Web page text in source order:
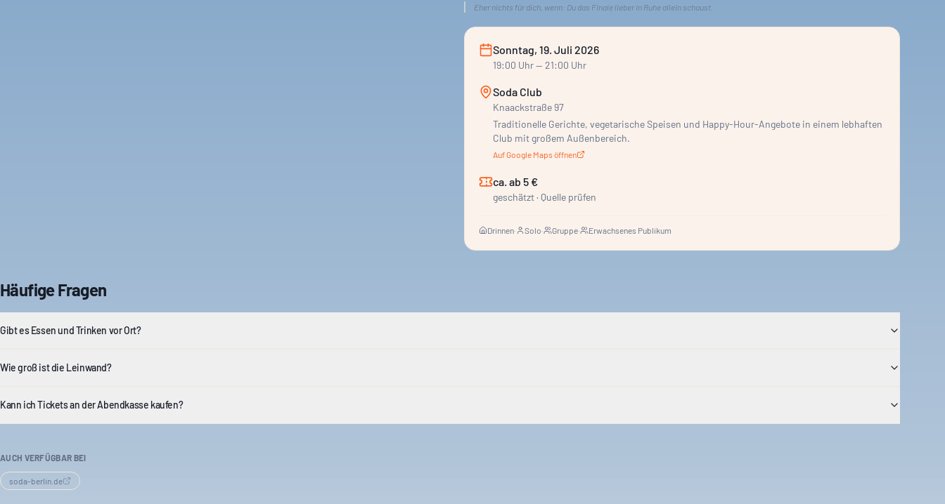
Eher nichts für dich, wenn: Du das Finale lieber in Ruhe allein schaust.
Sonntag, 19. Juli 2026
19:00 Uhr— 21:00 Uhr
Soda Club
Knaackstraße 97
Traditionelle Gerichte, vegetarische Speisen und Happy-Hour-Angebote in einem lebhaften
Club mit großem Außenbereich.
Auf Google Maps öffnen
ca. ab 5 €
geschätzt · Quelle prüfen
Drinnen· Solo· Gruppe· Erwachsenes Publikum
Häufige Fragen
Gibt es Essen und Trinken vor Ort?
Wie groß ist die Leinwand?
Kann ich Tickets an der Abendkasse kaufen?
AUCH VERFÜGBAR BEI
soda-berlin.de